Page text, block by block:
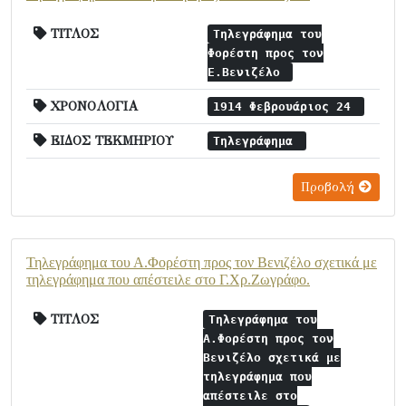
ΤΙΤΛΟΣ
Τηλεγράφημα του
Φορέστη προς τον
Ε.Βενιζέλο
ΧΡΟΝΟΛΟΓΙΑ 1914 Φεβρουάριος 24
ΕΙΔΟΣ ΤΕΚΜΗΡΙΟΥ Τηλεγράφημα
Προβολή
Τηλεγράφημα του Α.Φορέστη προς τον Βενιζέλο σχετικά με
τηλεγράφημα που απέστειλε στο Γ.Χρ.Ζωγράφο.
ΤΙΤΛΟΣ
Τηλεγράφημα του
Α.Φορέστη προς τον
Βενιζέλο σχετικά με
τηλεγράφημα που
απέστειλε στο